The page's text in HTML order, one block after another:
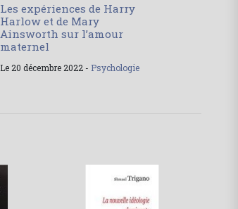
Les expériences de Harry
Harlow et de Mary
Ainsworth sur l’amour
maternel
Le 20 décembre 2022 - Psychologie